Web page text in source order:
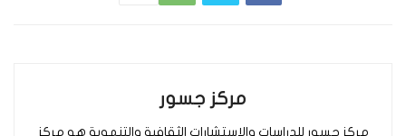
مركز جسور
مركز جسور للدراسات والاستشارات الثقافية والتنموية هو مركز